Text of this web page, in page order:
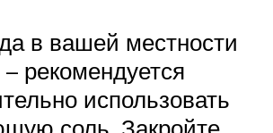
в вашей местности
рекомендуется
использовать